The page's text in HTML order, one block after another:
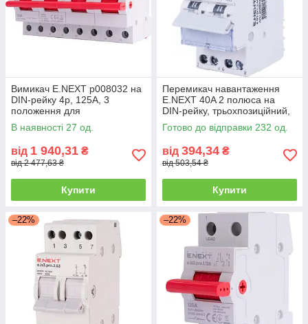
Вимикач E.NEXT p008032 на
DIN-рейку 4p, 125А, 3
положення для
електромереж.
В наявності 27 од.
від 1 940,31 ₴
від 2 477,63 ₴
Купити
Перемикач навантаження
E.NEXT 40A 2 полюса на
DIN-рейку, трьохпозиційний,
IP20
Готово до відправки 232 од.
від 394,34 ₴
від 503,54 ₴
Купити
–22% –22%